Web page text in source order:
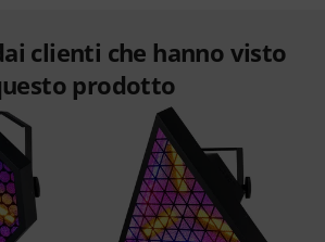
clienti che hanno visto
prodotto